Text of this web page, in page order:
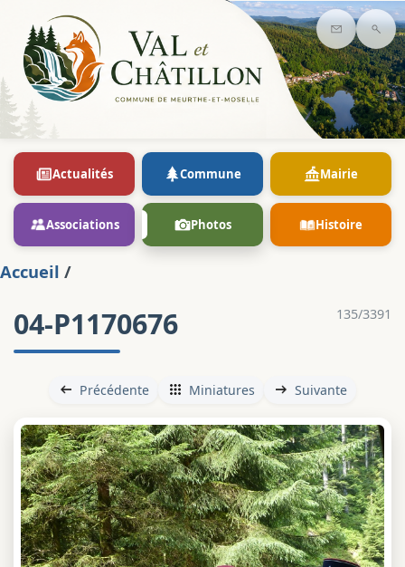
Contact
Actualités Commune Mairie
Associations Photos Histoire
Accueil /
135/3391
04-P1170676
Précédente Miniatures Suivante